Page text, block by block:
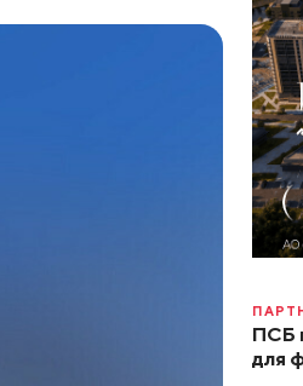
ПСБ
для